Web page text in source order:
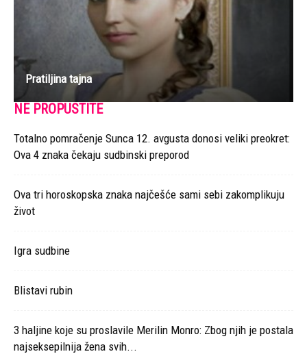
Pratiljina tajna
NE PROPUSTITE
Totalno pomračenje Sunca 12. avgusta donosi veliki preokret:
Ova 4 znaka čekaju sudbinski preporod
Ova tri horoskopska znaka najčešće sami sebi zakomplikuju
život
Igra sudbine
Blistavi rubin
3 haljine koje su proslavile Merilin Monro: Zbog njih je postala
najseksepilnija žena svih...